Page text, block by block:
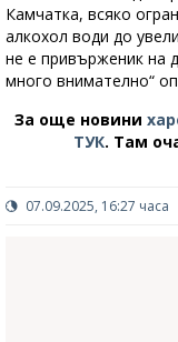
Камчатка, всяко
алкохол води до
не е привърженик на
много внимателно“
За още новини
ТУК. Там
07.09.2025, 16:27 часа